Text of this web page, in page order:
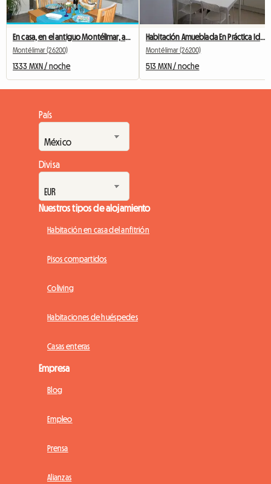
Montélimar (26200)
1333 MXN / noche
Montélimar (26200)
513 MXN / noche
País
Divisa
Nuestros tipos de alojamiento
Habitación en casa del anfitrión
Pisos compartidos
Coliving
Habitaciones de huéspedes
Casas enteras
Empresa
Blog
Empleo
Prensa
Alianzas